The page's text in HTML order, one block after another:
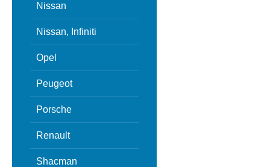
Nissan
Nissan, Infiniti
Opel
Peugeot
Porsche
Renault
Shacman